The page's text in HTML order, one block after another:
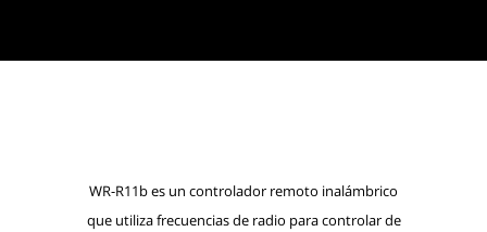
WR-R11b es un controlador remoto inalámbrico
que utiliza frecuencias de radio para controlar de